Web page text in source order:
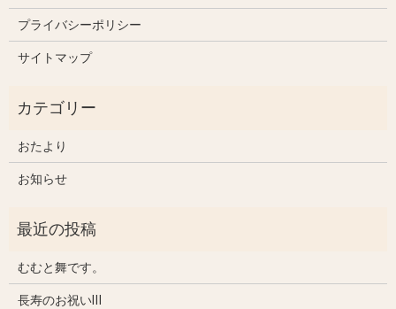
プライバシーポリシー
サイトマップ
おたより
お知らせ
むむと舞です。
長寿のお祝いⅢ